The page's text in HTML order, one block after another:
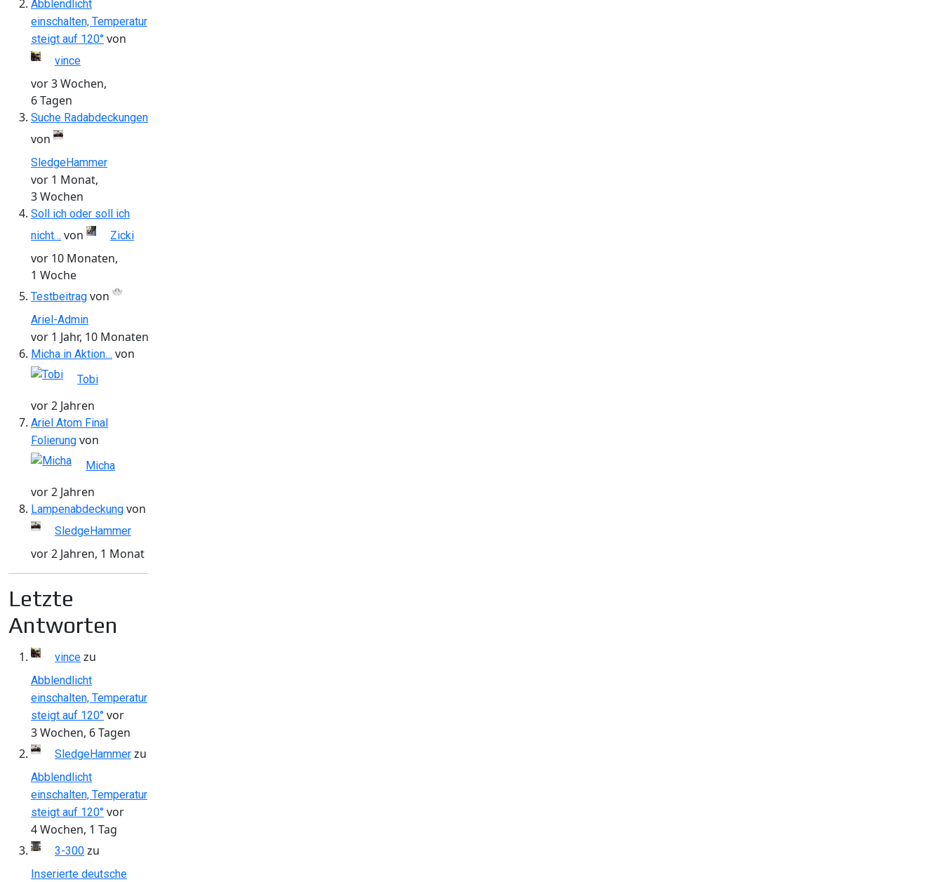
Abblendlicht
einschalten, Temperatur
steigt auf 120° von
vince
vor 3 Wochen,
6 Tagen
Suche Radabdeckungen
von
SledgeHammer
vor 1 Monat,
3 Wochen
Soll ich oder soll ich
nicht… von Zicki
vor 10 Monaten,
1 Woche
Testbeitrag von
Ariel-Admin
vor 1 Jahr, 10 Monaten
Micha in Aktion… von
Tobi
vor 2 Jahren
Ariel Atom Final
Folierung von
Micha
vor 2 Jahren
Lampenabdeckung von
SledgeHammer
vor 2 Jahren, 1 Monat
Letzte
Antworten
vince zu
Abblendlicht
einschalten, Temperatur
steigt auf 120° vor
3 Wochen, 6 Tagen
SledgeHammer zu
Abblendlicht
einschalten, Temperatur
steigt auf 120° vor
4 Wochen, 1 Tag
3-300 zu
Inserierte deutsche